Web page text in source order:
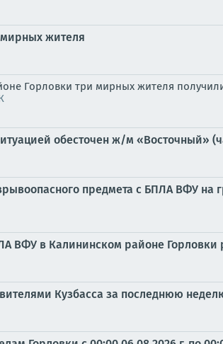
жителя
Горловки три мирных жителя
обесточен ж/м «Восточный»
предмета с БПЛА ВФУ
ВФУ в Калининском районе
Кузбасса за последнюю